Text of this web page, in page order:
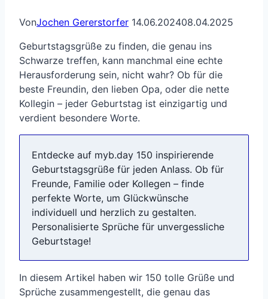
VonJochen Gererstorfer 14.06.202408.04.2025
Geburtstagsgrüße zu finden, die genau ins
Schwarze treffen, kann manchmal eine echte
Herausforderung sein, nicht wahr? Ob für die
beste Freundin, den lieben Opa, oder die nette
Kollegin – jeder Geburtstag ist einzigartig und
verdient besondere Worte.
Entdecke auf myb.day 150 inspirierende
Geburtstagsgrüße für jeden Anlass. Ob für
Freunde, Familie oder Kollegen – finde
perfekte Worte, um Glückwünsche
individuell und herzlich zu gestalten.
Personalisierte Sprüche für unvergessliche
Geburtstage!
In diesem Artikel haben wir 150 tolle Grüße und
Sprüche zusammengestellt, die genau das